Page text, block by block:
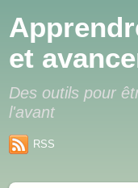
et
Des outils pour
l'avant
RSS